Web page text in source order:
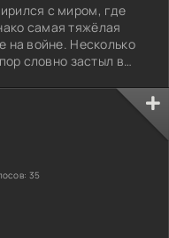
с миром, где
самая тяжёлая
на войне. Несколько
словно застыл в
35